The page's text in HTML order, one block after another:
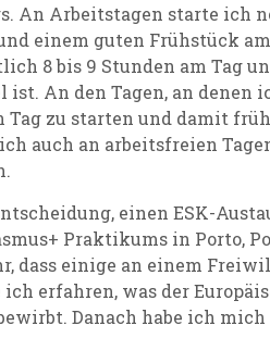
An Arbeitstagen starte ich
einem guten Frühstück
8 bis 9 Stunden am Tag
ist. An den Tagen, an denen
zu starten und damit
auch an arbeitsfreien
einen ESK-
Praktikums in Porto,
dass einige an einem
ich erfahren, was der
Danach habe ich